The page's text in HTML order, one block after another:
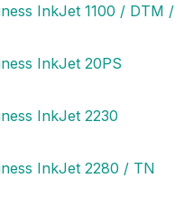
InkJet 1100 / DTM /
InkJet 20PS
InkJet 2230
InkJet 2280 / TN